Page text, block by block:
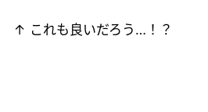
↑ これも良いだろう…！？